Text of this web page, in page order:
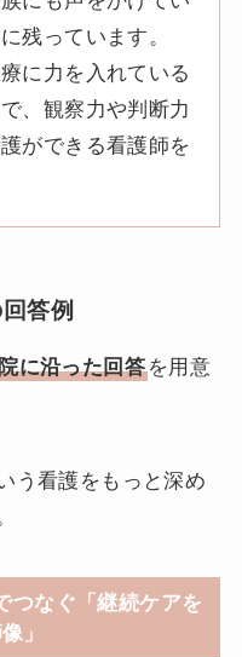
残っています。
に力を入れている
、観察力や判断力
ができる看護師を
答例
に沿った回答を用意
う看護をもっと深め
つなぐ「継続ケアを
」